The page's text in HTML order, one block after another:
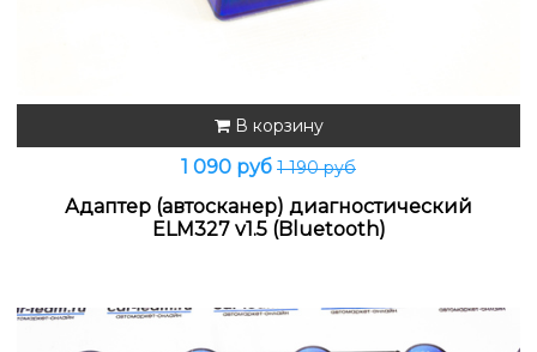
В корзину
1 090 руб 1 190 руб
Адаптер (автосканер) диагностический
ELM327 v1.5 (Bluetooth)